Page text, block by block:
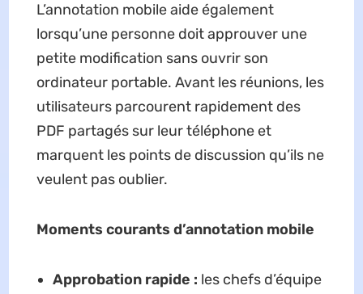
L’annotation mobile aide également
lorsqu’une personne doit approuver une
petite modification sans ouvrir son
ordinateur portable. Avant les réunions, les
utilisateurs parcourent rapidement des
PDF partagés sur leur téléphone et
marquent les points de discussion qu’ils ne
veulent pas oublier.
Moments courants d’annotation mobile
Approbation rapide : les chefs d’équipe